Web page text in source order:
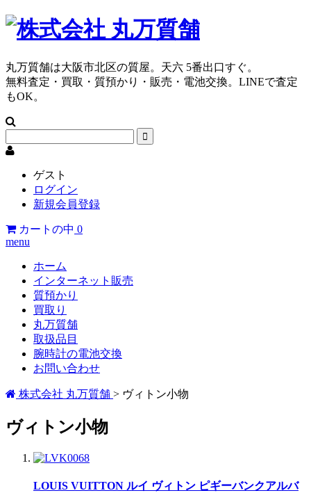
丸万質舗は大阪市北区の質屋。天六 5番出口すぐ。
無料査定・買取・質預かり・販売・電池交換。LINEで査定
もOK。
ゲスト
ログイン
新規会員登録
カートの中 0
menu
ホーム
インターネット販売
質預かり
買取り
丸万質舗
取扱品目
腕時計の電池交換
お問い合わせ
株式会社 丸万質舗 > ヴィトン小物
ヴィトン小物
LOUIS VUITTON ルイ ヴィトン ピギーバンクアルバ